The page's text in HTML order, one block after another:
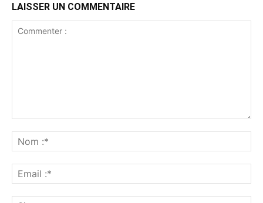
LAISSER UN COMMENTAIRE